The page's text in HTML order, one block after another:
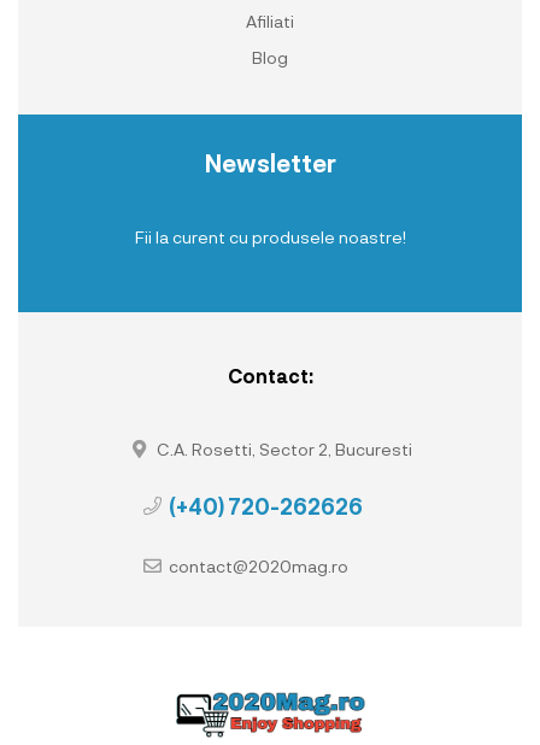
Afiliati
Blog
Newsletter
Fii la curent cu produsele noastre!
Contact:
C.A. Rosetti, Sector 2, Bucuresti
(+40) 720-262626
contact@2020mag.ro